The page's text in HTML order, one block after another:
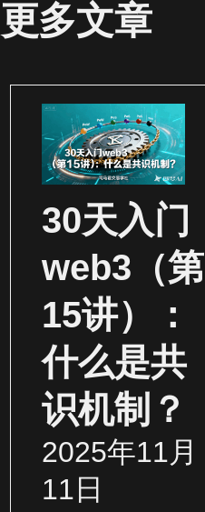
更多文章
30天入门
web3（第
15讲）：
什么是共
识机制？
2025年11月
11日